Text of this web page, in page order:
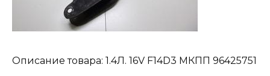
Описание товара: 1.4Л. 16V F14D3 МКПП 96425751